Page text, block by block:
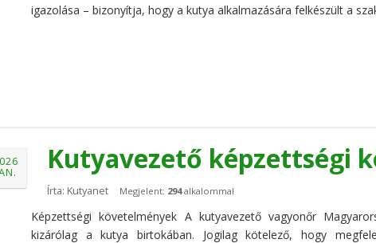
igazolása – bizonyítja, hogy a kutya alkalmazására felkészült a
Kutyavezető képzettségi
Írta: Kutyanet Megjelent: 294alkalommal
Képzettségi követelmények A kutyavezető vagyonőr
kizárólag a kutya birtokában. Jogilag kötelező, hogy